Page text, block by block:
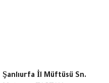
Şanlıurfa İl Müftüsü Sn.